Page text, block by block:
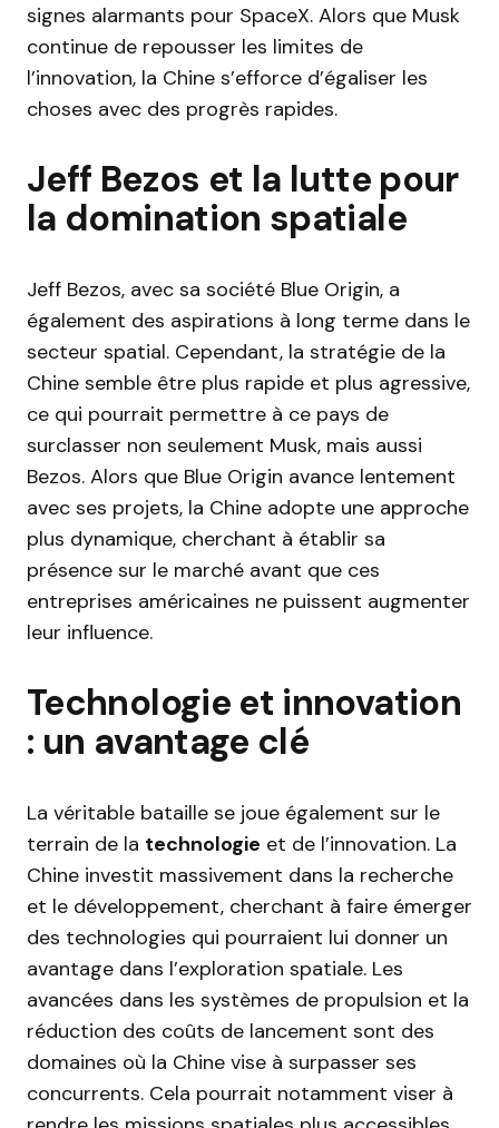
signes alarmants pour SpaceX. Alors que Musk
continue de repousser les limites de
l’innovation, la Chine s’efforce d’égaliser les
choses avec des progrès rapides.
Jeff Bezos et la lutte pour
la domination spatiale
Jeff Bezos, avec sa société Blue Origin, a
également des aspirations à long terme dans le
secteur spatial. Cependant, la stratégie de la
Chine semble être plus rapide et plus agressive,
ce qui pourrait permettre à ce pays de
surclasser non seulement Musk, mais aussi
Bezos. Alors que Blue Origin avance lentement
avec ses projets, la Chine adopte une approche
plus dynamique, cherchant à établir sa
présence sur le marché avant que ces
entreprises américaines ne puissent augmenter
leur influence.
Technologie et innovation
: un avantage clé
La véritable bataille se joue également sur le
terrain de la technologie et de l’innovation. La
Chine investit massivement dans la recherche
et le développement, cherchant à faire émerger
des technologies qui pourraient lui donner un
avantage dans l’exploration spatiale. Les
avancées dans les systèmes de propulsion et la
réduction des coûts de lancement sont des
domaines où la Chine vise à surpasser ses
concurrents. Cela pourrait notamment viser à